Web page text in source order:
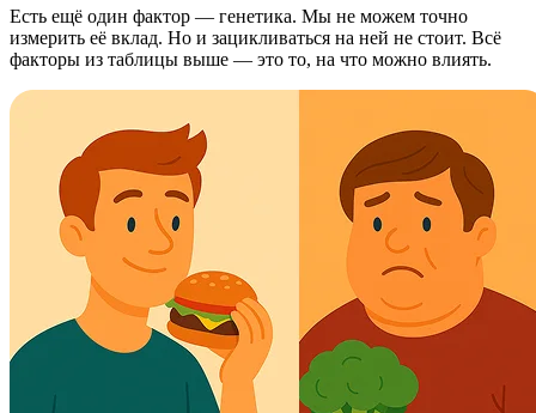
Есть ещё один фактор — генетика. Мы не можем точно
измерить её вклад. Но и зацикливаться на ней не стоит. Всё
факторы из таблицы выше — это то, на что можно влиять.